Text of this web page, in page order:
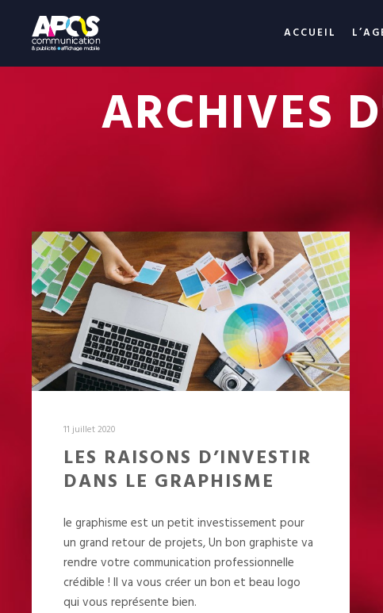
ACCUEIL
ARCHIVES
11 juillet 2020
LES RAISONS D’INVESTIR
DANS LE GRAPHISME
le graphisme est un petit investissement pour
un grand retour de projets, Un bon graphiste va
rendre votre communication professionnelle
crédible ! Il va vous créer un bon et beau logo
qui vous représente bien.